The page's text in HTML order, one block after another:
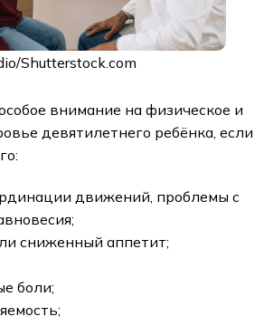
Shutterstock.com
внимание на физическое и
девятилетнего ребёнка, если
движений, проблемы с
сниженный аппетит;
боли;